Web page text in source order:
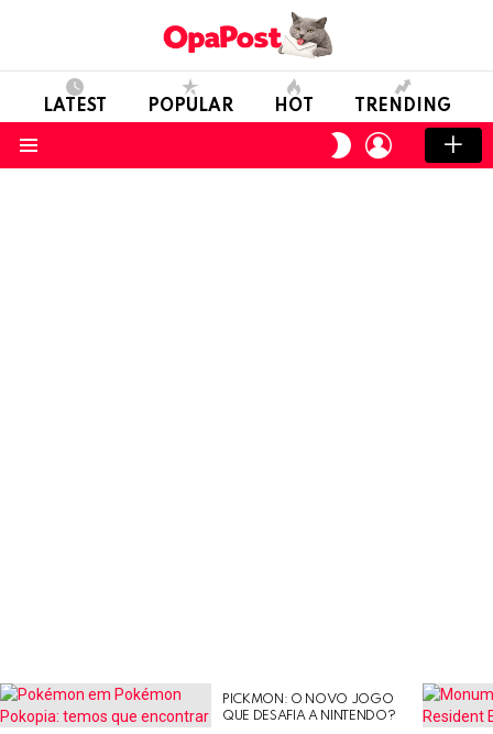
LATEST POPULAR HOT TRENDING
SWITCH
SKIN
LOGIN
LATEST
STORIES
PICKMON: O NOVO JOGO
QUE DESAFIA A NINTENDO?